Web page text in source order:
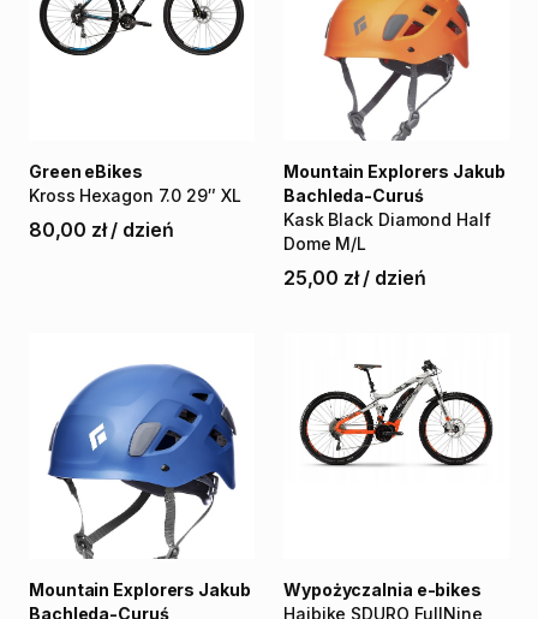
Kross Hexagon 7.0 29″ XL
Green eBikes
80,00 zł / dzień Kask Black Diamond Half
Dome M​/​L
Mountain Explorers Jakub
Bachleda-Curuś
25,00 zł / dzień
Mountain Explorers Jakub
Bachleda-Curuś
Haibike SDURO FullNine
Wypożyczalnia e-bikes